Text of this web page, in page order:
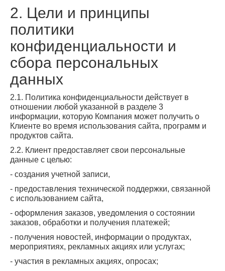
2. Цели и принципы
политики
конфиденциальности и
сбора персональных
данных
2.1. Политика конфиденциальности действует в
отношении любой указанной в разделе 3
информации, которую Компания может получить о
Клиенте во время использования сайта, программ и
продуктов сайта.
2.2. Клиент предоставляет свои персональные
данные с целью:
- создания учетной записи,
- предоставления технической поддержки, связанной
с использованием сайта,
- оформления заказов, уведомления о состоянии
заказов, обработки и получения платежей;
- получения новостей, информации о продуктах,
мероприятиях, рекламных акциях или услугах;
- участия в рекламных акциях, опросах;